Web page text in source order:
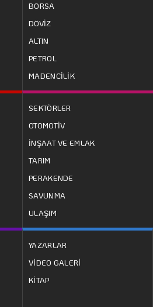
BORSA
DÖVİZ
ALTIN
PETROL
MADENCİLİK
SEKTÖRLER
OTOMOTİV
İNŞAAT VE EMLAK
TARIM
PERAKENDE
SAVUNMA
ULAŞIM
YAZARLAR
VİDEO GALERİ
KİTAP